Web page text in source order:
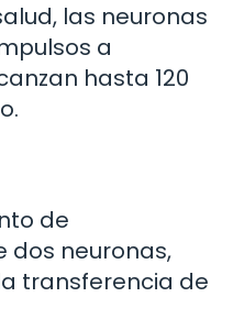
las neuronas
a
hasta 120
de
dos neuronas,
transferencia de